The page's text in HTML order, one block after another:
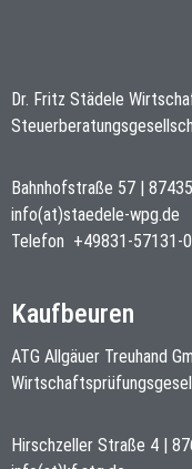
Dr. Fritz Städele
Bahnhofstraße 57 | 87435
info(at)staedele-wpg.de
Telefon +49831-57131-0
Kaufbeuren
ATG Allgäuer Treuhand
Hirschzeller Straße 4 |